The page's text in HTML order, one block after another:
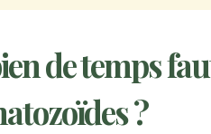
de temps
?